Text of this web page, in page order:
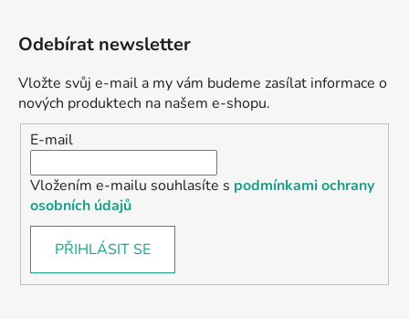
Odebírat newsletter
Vložte svůj e-mail a my vám budeme zasílat informace o
nových produktech na našem e-shopu.
E-mail
Vložením e-mailu souhlasíte s podmínkami ochrany
osobních údajů
PŘIHLÁSIT SE